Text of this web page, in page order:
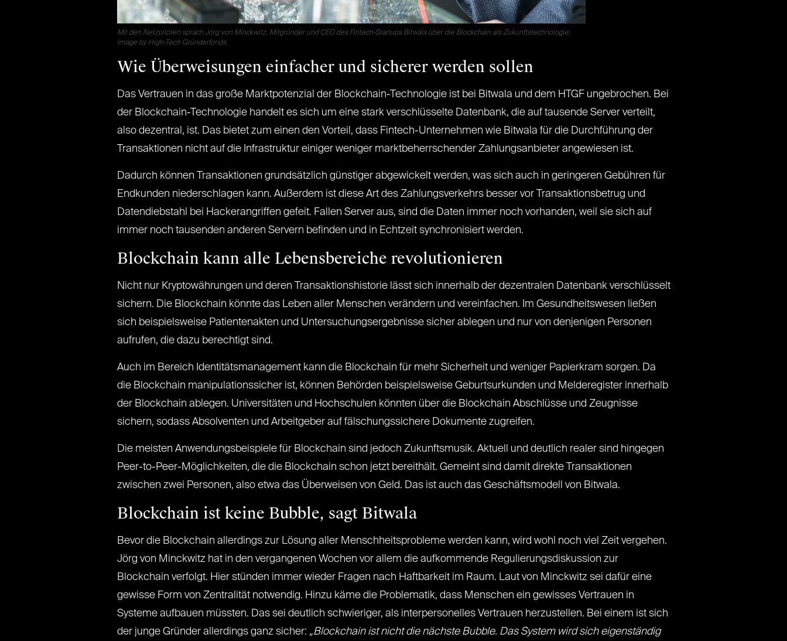
Mit den Netzpiloten sprach Jörg von Minckwitz, Mitgründer und CEO des Fintech-Startups Bitwala über die Blockchain als Zukunftstechnologie.
Image by High-Tech Gründerfonds
Wie Überweisungen einfacher und sicherer werden sollen
Das Vertrauen in das große Marktpotenzial der Blockchain-Technologie ist bei Bitwala und dem HTGF ungebrochen. Bei
der Blockchain-Technologie handelt es sich um eine stark verschlüsselte Datenbank, die auf tausende Server verteilt,
also dezentral, ist. Das bietet zum einen den Vorteil, dass Fintech-Unternehmen wie Bitwala für die Durchführung der
Transaktionen nicht auf die Infrastruktur einiger weniger marktbeherrschender Zahlungsanbieter angewiesen ist.
Dadurch können Transaktionen grundsätzlich günstiger abgewickelt werden, was sich auch in geringeren Gebühren für
Endkunden niederschlagen kann. Außerdem ist diese Art des Zahlungsverkehrs besser vor Transaktionsbetrug und
Datendiebstahl bei Hackerangriffen gefeit. Fallen Server aus, sind die Daten immer noch vorhanden, weil sie sich auf
immer noch tausenden anderen Servern befinden und in Echtzeit synchronisiert werden.
Blockchain kann alle Lebensbereiche revolutionieren
Nicht nur Kryptowährungen und deren Transaktionshistorie lässt sich innerhalb der dezentralen Datenbank verschlüsselt
sichern. Die Blockchain könnte das Leben aller Menschen verändern und vereinfachen. Im Gesundheitswesen ließen
sich beispielsweise Patientenakten und Untersuchungsergebnisse sicher ablegen und nur von denjenigen Personen
aufrufen, die dazu berechtigt sind.
Auch im Bereich Identitätsmanagement kann die Blockchain für mehr Sicherheit und weniger Papierkram sorgen. Da
die Blockchain manipulationssicher ist, können Behörden beispielsweise Geburtsurkunden und Melderegister innerhalb
der Blockchain ablegen. Universitäten und Hochschulen könnten über die Blockchain Abschlüsse und Zeugnisse
sichern, sodass Absolventen und Arbeitgeber auf fälschungssichere Dokumente zugreifen.
Die meisten Anwendungsbeispiele für Blockchain sind jedoch Zukunftsmusik. Aktuell und deutlich realer sind hingegen
Peer-to-Peer-Möglichkeiten, die die Blockchain schon jetzt bereithält. Gemeint sind damit direkte Transaktionen
zwischen zwei Personen, also etwa das Überweisen von Geld. Das ist auch das Geschäftsmodell von Bitwala.
Blockchain ist keine Bubble, sagt Bitwala
Bevor die Blockchain allerdings zur Lösung aller Menschheitsprobleme werden kann, wird wohl noch viel Zeit vergehen.
Jörg von Minckwitz hat in den vergangenen Wochen vor allem die aufkommende Regulierungsdiskussion zur
Blockchain verfolgt. Hier stünden immer wieder Fragen nach Haftbarkeit im Raum. Laut von Minckwitz sei dafür eine
gewisse Form von Zentralität notwendig. Hinzu käme die Problematik, dass Menschen ein gewisses Vertrauen in
Systeme aufbauen müssten. Das sei deutlich schwieriger, als interpersonelles Vertrauen herzustellen. Bei einem ist sich
der junge Gründer allerdings ganz sicher: „Blockchain ist nicht die nächste Bubble. Das System wird sich eigenständig